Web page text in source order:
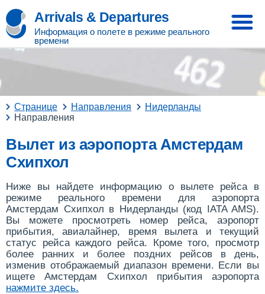
Arrivals & Departures
Информация о полете в режиме реального
времени
Странице Направления
Нидерланды
Направления
Вылет из аэропорта Амстердам
Схипхол
Ниже вы найдете информацию о вылете рейса в
режиме реального времени для аэропорта
Амстердам Схипхол в Нидерланды (код IATA AMS).
Вы можете просмотреть номер рейса, аэропорт
прибытия, авиалайнер, время вылета и текущий
статус рейса каждого рейса. Кроме того, просмотр
более ранних и более поздних рейсов в день,
изменив отображаемый диапазон времени. Если вы
ищете Амстердам Схипхол прибытия аэропорта
нажмите здесь.